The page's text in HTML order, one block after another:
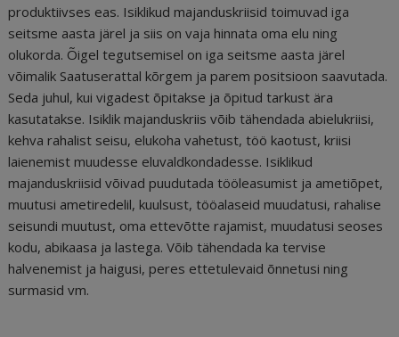
produktiivses eas. Isiklikud majanduskriisid toimuvad iga
seitsme aasta järel ja siis on vaja hinnata oma elu ning
olukorda. Õigel tegutsemisel on iga seitsme aasta järel
võimalik Saatuserattal kõrgem ja parem positsioon saavutada.
Seda juhul, kui vigadest õpitakse ja õpitud tarkust ära
kasutatakse. Isiklik majanduskriis võib tähendada abielukriisi,
kehva rahalist seisu, elukoha vahetust, töö kaotust, kriisi
laienemist muudesse eluvaldkondadesse. Isiklikud
majanduskriisid võivad puudutada tööleasumist ja ametiõpet,
muutusi ametiredelil, kuulsust, tööalaseid muudatusi, rahalise
seisundi muutust, oma ettevõtte rajamist, muudatusi seoses
kodu, abikaasa ja lastega. Võib tähendada ka tervise
halvenemist ja haigusi, peres ettetulevaid õnnetusi ning
surmasid vm.